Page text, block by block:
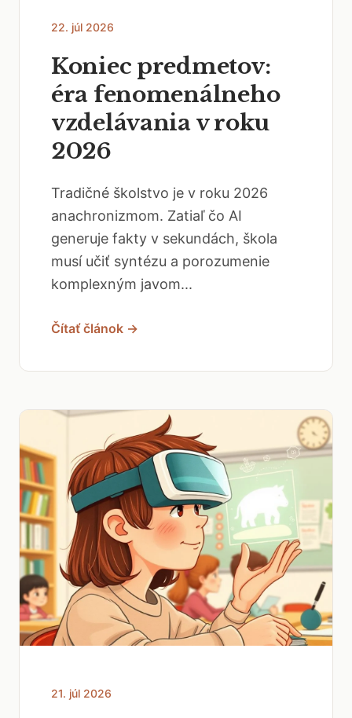
22. júl 2026
Koniec predmetov:
éra fenomenálneho
vzdelávania v roku
2026
Tradičné školstvo je v roku 2026
anachronizmom. Zatiaľ čo AI
generuje fakty v sekundách, škola
musí učiť syntézu a porozumenie
komplexným javom...
Čítať článok →
21. júl 2026